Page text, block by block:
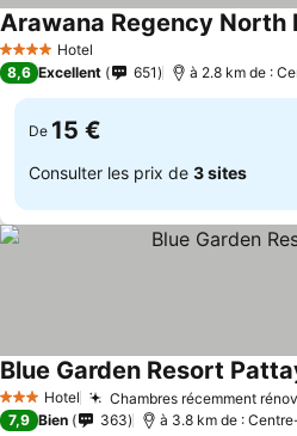
4 Étoiles Hotel
Arawana Regency North
8,6 Excellent 651 à 2.8 km de :
De 15 €
Consulter les prix de 3 sites
3 ÉtoilesHotel Chambres récemment
Blue Garden Resort
7,9 Bien 363 à 3.8 km de :